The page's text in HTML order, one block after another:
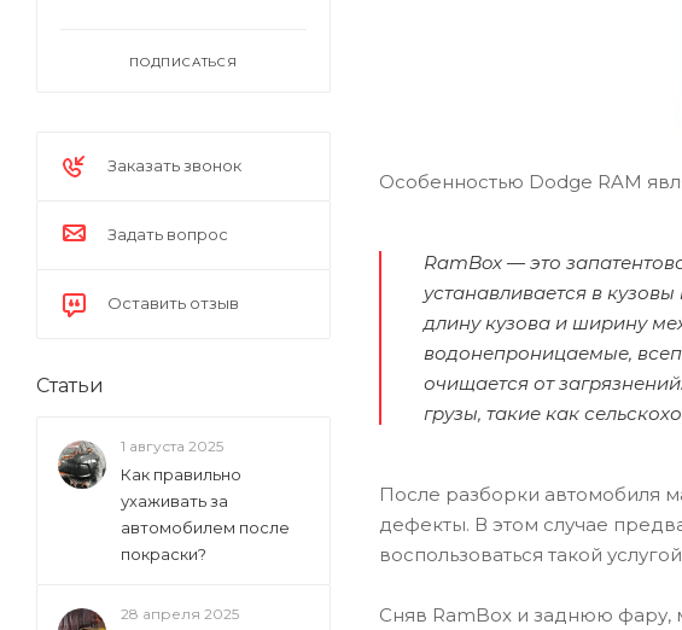
Особенностью Dodge RAM
RamBox — это
устанавливается в
длину кузова и ширину
водонепроницаемые,
очищается от
грузы, такие как
После разборки автомобиля
дефекты. В этом случае
воспользоваться такой
Сняв RamBox и заднюю фару,
ПОДПИСАТЬСЯ
Заказать звонок
Задать вопрос
Оставить отзыв
Статьи
1 августа 2025
Как правильно
ухаживать за
автомобилем после
покраски?
28 апреля 2025